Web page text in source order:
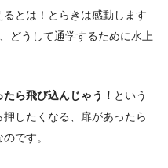
とは！とらきは感動します
どうして通学するために水上
ら飛び込んじゃう！ という
したくなる、扉があったら
のです。